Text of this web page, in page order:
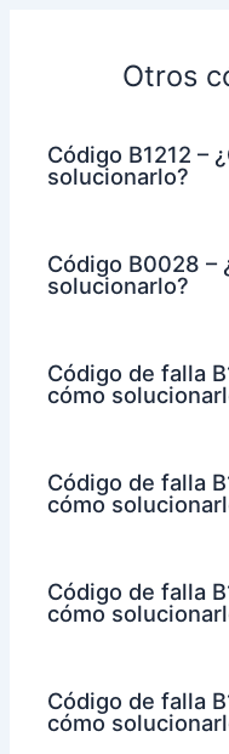
Otros
Código B1212 –
solucionarlo?
Código B0028 –
solucionarlo?
Código de falla
cómo
Código de falla
cómo
Código de falla
cómo
Código de falla
cómo